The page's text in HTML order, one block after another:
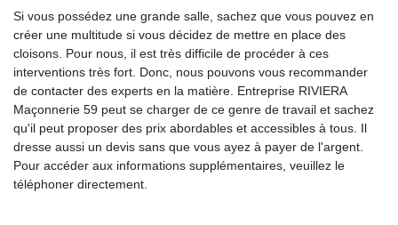
Si vous possédez une grande salle, sachez que vous pouvez en
créer une multitude si vous décidez de mettre en place des
cloisons. Pour nous, il est très difficile de procéder à ces
interventions très fort. Donc, nous pouvons vous recommander
de contacter des experts en la matière. Entreprise RIVIERA
Maçonnerie 59 peut se charger de ce genre de travail et sachez
qu'il peut proposer des prix abordables et accessibles à tous. Il
dresse aussi un devis sans que vous ayez à payer de l'argent.
Pour accéder aux informations supplémentaires, veuillez le
téléphoner directement.